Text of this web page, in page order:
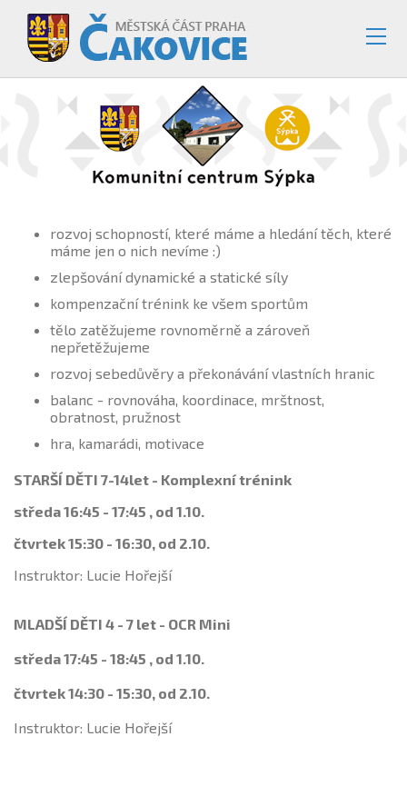
rozvoj schopností, které máme a hledání těch, které
máme jen o nich nevíme :)
zlepšování dynamické a statické síly
kompenzační trénink ke všem sportům
tělo zatěžujeme rovnoměrně a zároveň
nepřetěžujeme
rozvoj sebedůvěry a překonávání vlastních hranic
balanc - rovnováha, koordinace, mrštnost,
obratnost, pružnost
hra, kamarádi, motivace
STARŠÍ DĚTI 7-14let - Komplexní trénink
středa 16:45 - 17:45 , od 1.10.
čtvrtek 15:30 - 16:30, od 2.10.
Instruktor: Lucie Hořejší
MLADŠÍ DĚTI 4 - 7 let - OCR Mini
středa 17:45 - 18:45 , od 1.10.
čtvrtek 14:30 - 15:30, od 2.10.
Instruktor: Lucie Hořejší